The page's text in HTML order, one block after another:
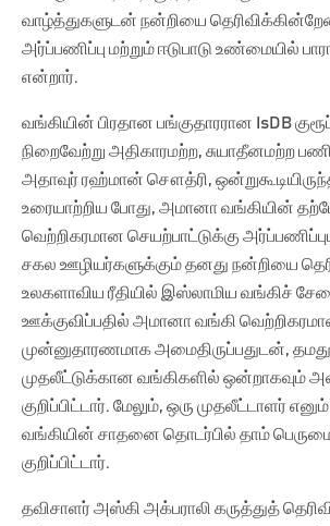
வாழ்த்துகளுடன் நன்றியை
அர்ப்பணிப்பு மற்றும் ஈடுபாடு உண்மையில்
என்றார்.
வங்கியின் பிரதான பங்குதாரரான IsDB
நிறைவேற்று அதிகாரமற்ற, சுயாதீனமற்ற
அதாவுர் ரஹ்மான் சௌத்ரி,
உரையாற்றிய போது, அமானா வங்கியின்
வெற்றிகரமான செயற்பாட்டுக்கு
சகல ஊழியர்களுக்கும் தனது நன்றியை
உலகளாவிய ரீதியில் இஸ்லாமிய வங்கிச்
ஊக்குவிப்பதில் அமானா வங்கி
முன்னுதாரணமாக அமைதிருப்பதுடன்,
முதலீட்டுக்கான வங்கிகளில் ஒன்றாகவும்
குறிப்பிட்டார். மேலும், ஒரு முதலீட்டாளர்
வங்கியின் சாதனை தொடர்பில் தாம்
குறிப்பிட்டார்.
தவிசாளர் அஸ்கி அக்பராலி கருத்துத்